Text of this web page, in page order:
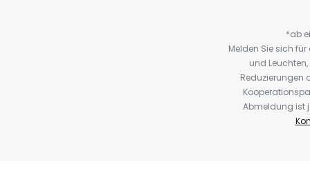
*ab
Melden Sie sich
und
Reduzierungen
Abmeldung ist